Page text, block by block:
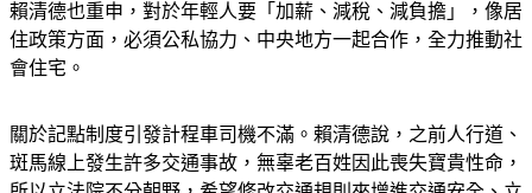
賴清德也重申，對於年輕人要「加薪、減稅、減負擔」，像居
住政策方面，必須公私協力、中央地方一起合作，全力推動社
會住宅。
關於記點制度引發計程車司機不滿。賴清德說，之前人行道、
斑馬線上發生許多交通事故，無辜老百姓因此喪失寶貴性命，